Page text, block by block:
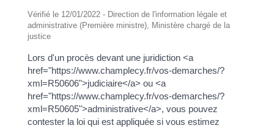
Vérifié le 12/01/2022 - Direction de l'information légale et
administrative (Première ministre), Ministère chargé de la
justice
Lors d'un procès devant une juridiction <a
href="https://www.champlecy.fr/vos-demarches/?
xml=R50606">judiciaire</a> ou <a
href="https://www.champlecy.fr/vos-demarches/?
xml=R50605">administrative</a>, vous pouvez
contester la loi qui est appliquée si vous estimez